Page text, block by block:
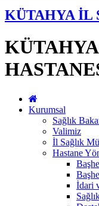
KÜTAHYA İL
Kurumsal
Sağlık
Valimiz
İl Sağlık
Hastane
İdari